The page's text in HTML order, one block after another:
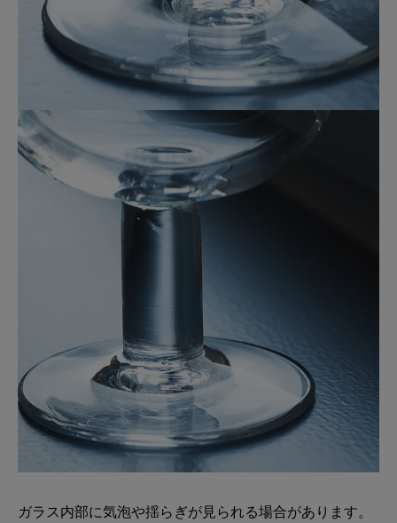
ガラス内部に気泡や揺らぎが見られる場合があります。